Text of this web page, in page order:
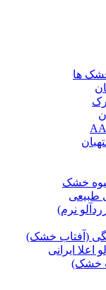
ها
خشک
طبیعی
نرم)
(آفتاب خشک)
ایرانی
خشک)